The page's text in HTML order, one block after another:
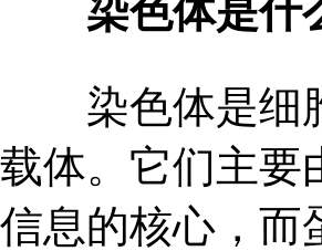
染色体是什
染色体是细胞
载体。它们主要
信息的核心，而